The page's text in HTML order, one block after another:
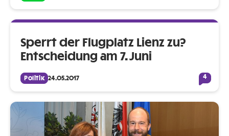
Sperrt der Flugplatz Lienz zu?
Entscheidung am 7. Juni
Politik 24.05.2017 4